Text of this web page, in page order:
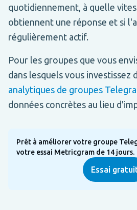
quotidiennement, à quelle
obtiennent une réponse et si
régulièrement actif.
Pour les groupes que vous
dans lesquels vous investissez
analytiques de groupes
données concrètes au lieu
Prêt à améliorer votre groupe
votre essai Metricgram de 14 jours.
Essai